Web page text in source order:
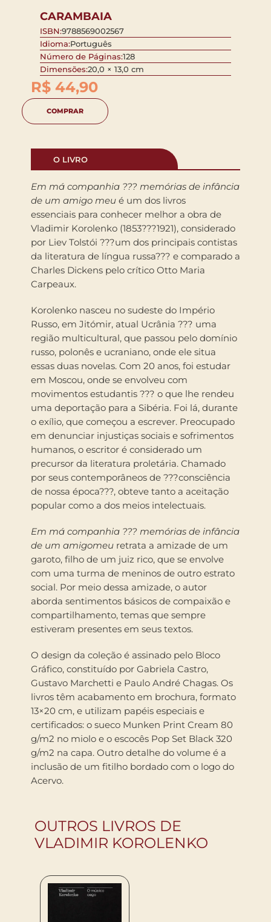
CARAMBAIA
ISBN:9788569002567
Idioma:Português
Número de Páginas:128
Dimensões:20,0 × 13,0 cm
R$ 44,90
COMPRAR
O LIVRO
Em má companhia ??? memórias de infância
de um amigo meu é um dos livros
essenciais para conhecer melhor a obra de
Vladimir Korolenko (1853???1921), considerado
por Liev Tolstói ???um dos principais contistas
da literatura de língua russa??? e comparado a
Charles Dickens pelo crítico Otto Maria
Carpeaux.
Korolenko nasceu no sudeste do Império
Russo, em Jitómir, atual Ucrânia ??? uma
região multicultural, que passou pelo domínio
russo, polonês e ucraniano, onde ele situa
essas duas novelas. Com 20 anos, foi estudar
em Moscou, onde se envolveu com
movimentos estudantis ??? o que lhe rendeu
uma deportação para a Sibéria. Foi lá, durante
o exílio, que começou a escrever. Preocupado
em denunciar injustiças sociais e sofrimentos
humanos, o escritor é considerado um
precursor da literatura proletária. Chamado
por seus contemporâneos de ???consciência
de nossa época???, obteve tanto a aceitação
popular como a dos meios intelectuais.
Em má companhia ??? memórias de infância
de um amigomeu retrata a amizade de um
garoto, filho de um juiz rico, que se envolve
com uma turma de meninos de outro estrato
social. Por meio dessa amizade, o autor
aborda sentimentos básicos de compaixão e
compartilhamento, temas que sempre
estiveram presentes em seus textos.
O design da coleção é assinado pelo Bloco
Gráfico, constituído por Gabriela Castro,
Gustavo Marchetti e Paulo André Chagas. Os
livros têm acabamento em brochura, formato
13×20 cm, e utilizam papéis especiais e
certificados: o sueco Munken Print Cream 80
g/m2 no miolo e o escocês Pop Set Black 320
g/m2 na capa. Outro detalhe do volume é a
inclusão de um fitilho bordado com o logo do
Acervo.
OUTROS LIVROS DE
VLADIMIR KOROLENKO